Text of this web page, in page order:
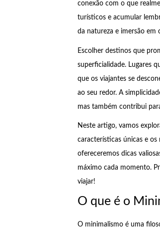
conexão com o que
turísticos e acumular
da natureza e imersão em
Escolher destinos que
superficialidade. Lugares
que os viajantes se
ao seu redor. A
mas também contribui
Neste artigo, vamos
características únicas e os
ofereceremos dicas
máximo cada momento.
viajar!
O que é o
O minimalismo é uma